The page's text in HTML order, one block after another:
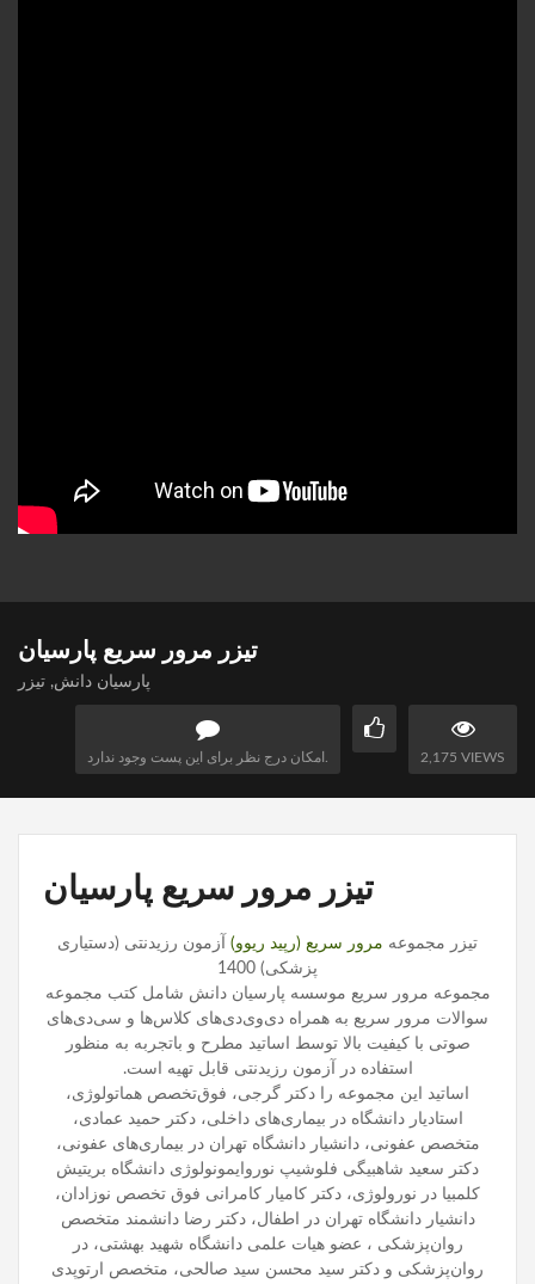
تیزر مرور سریع پارسیان
پارسیان دانش, تیزر
2,175 VIEWS
تیزر مرور سریع پارسیان
تیزر مجموعه مرور سریع (رپید ریوو) آزمون رزیدنتی (دستیاری
پزشکی) 1400
مجموعه مرور سریع موسسه پارسیان دانش شامل کتب مجموعه
سوالات مرور سریع به همراه دی‌وی‌دی‌های کلاس‌ها و سی‌دی‌های
صوتی با کیفیت بالا توسط اساتید مطرح و باتجربه به منظور
استفاده در آزمون رزیدنتی قابل تهیه است.
اساتید این مجموعه را دکتر گرجی، فوق‌تخصص هماتولوژی،
استادیار دانشگاه در بیماری‌های داخلی، دکتر حمید عمادی،
متخصص عفونی، دانشیار دانشگاه تهران در بیماری‌های عفونی،
دکتر سعید شاهبیگی فلوشیپ نوروایمونولوژی دانشگاه بریتیش
کلمبیا در نورولوژی، دکتر کامیار کامرانی فوق تخصص نوزادان،
دانشیار دانشگاه تهران در اطفال، دکتر رضا دانشمند متخصص
روان‌پزشکی ، عضو هیات علمی دانشگاه شهید بهشتی، در
روان‌پزشکی و دکتر سید محسن سید صالحی، متخصص ارتوپدی